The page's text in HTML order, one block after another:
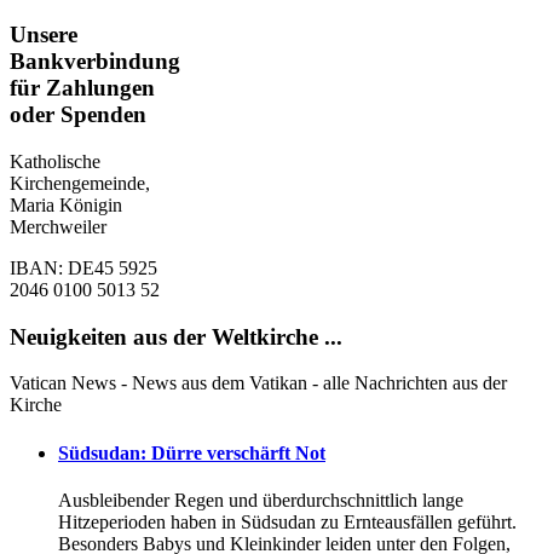
Unsere
Bankverbindung
für Zahlungen
oder Spenden
Katholische
Kirchengemeinde,
Maria Königin
Merchweiler
IBAN: DE45 5925
2046 0100 5013 52
Neuigkeiten aus der Weltkirche ...
Vatican News - News aus dem Vatikan - alle Nachrichten aus der
Kirche
Südsudan: Dürre verschärft Not
Ausbleibender Regen und überdurchschnittlich lange
Hitzeperioden haben in Südsudan zu Ernteausfällen geführt.
Besonders Babys und Kleinkinder leiden unter den Folgen,